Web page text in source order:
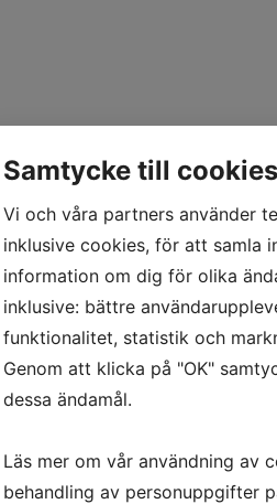
Samtycke till cookies
Vi och våra partners använder
inklusive cookies, för att samla
information om dig för olika
inklusive: bättre
funktionalitet, statistik och
Genom att klicka på "OK"
dessa ändamål.
Läs mer om vår användning av
behandling av personuppgifter